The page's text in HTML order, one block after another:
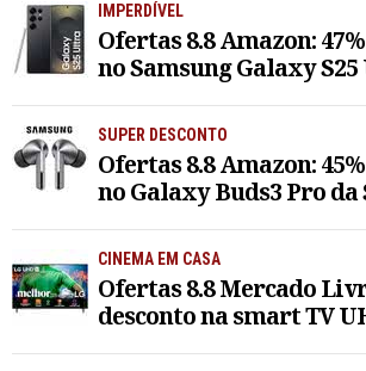
IMPERDÍVEL
Ofertas 8.8 Amazon:
no Samsung Galaxy
SUPER DESCONTO
Ofertas 8.8 Amazon:
no Galaxy Buds3 Pro da
CINEMA EM CASA
Ofertas 8.8 Mercado
desconto na smart TV